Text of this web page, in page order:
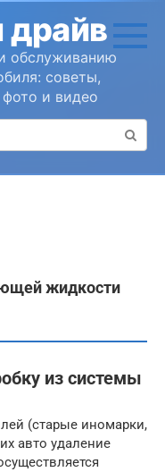
драйв
обслуживанию
советы,
и видео
жидкости
из системы
(старые иномарки,
авто удаление